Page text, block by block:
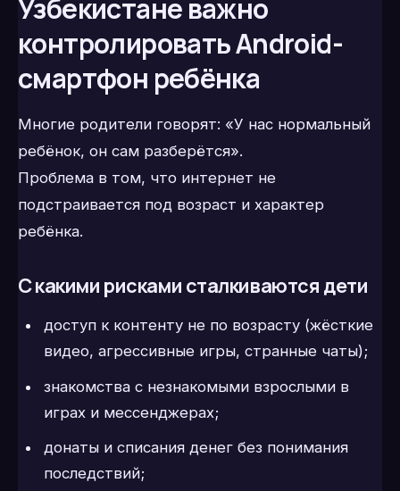
Узбекистане важно
контролировать Android-
смартфон ребёнка
Многие родители говорят: «У нас нормальный
ребёнок, он сам разберётся».
Проблема в том, что интернет не
подстраивается под возраст и характер
ребёнка.
С какими рисками сталкиваются дети
доступ к контенту не по возрасту (жёсткие
видео, агрессивные игры, странные чаты);
знакомства с незнакомыми взрослыми в
играх и мессенджерах;
донаты и списания денег без понимания
последствий;